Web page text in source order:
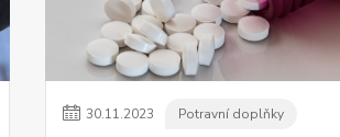
30.11.2023 Potravní doplňky